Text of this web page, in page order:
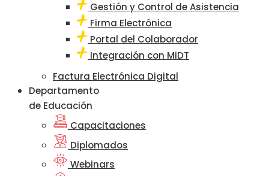
Gestión y Control de Asistencia
Firma Electrónica
Portal del Colaborador
Integración con MiDT
Factura Electrónica Digital
Departamento
de Educación
Capacitaciones
Diplomados
Webinars